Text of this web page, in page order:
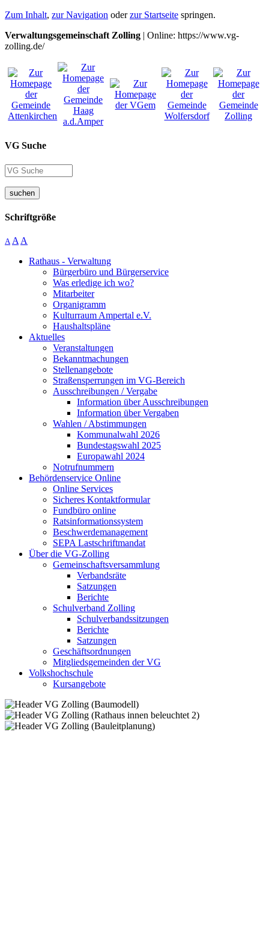
Zum Inhalt, zur Navigation oderzur Startseite springen.
Verwaltungsgemeinschaft Zolling | Online: https://www.vg-
zolling.de/
VG Suche
suchen
Schriftgröße
A A A
Rathaus - Verwaltung
Bürgerbüro und Bürgerservice
Was erledige ich wo?
Mitarbeiter
Organigramm
Kulturraum Ampertal e.V.
Haushaltspläne
Aktuelles
Veranstaltungen
Bekanntmachungen
Stellenangebote
Straßensperrungen im VG-Bereich
Ausschreibungen / Vergabe
Information über Ausschreibungen
Information über Vergaben
Wahlen / Abstimmungen
Kommunalwahl 2026
Bundestagswahl 2025
Europawahl 2024
Notrufnummern
Behördenservice Online
Online Services
Sicheres Kontaktformular
Fundbüro online
Ratsinformationssystem
Beschwerdemanagement
SEPA Lastschriftmandat
Über die VG-Zolling
Gemeinschaftsversammlung
Verbandsräte
Satzungen
Berichte
Schulverband Zolling
Schulverbandssitzungen
Berichte
Satzungen
Geschäftsordnungen
Mitgliedsgemeinden der VG
Volkshochschule
Kursangebote